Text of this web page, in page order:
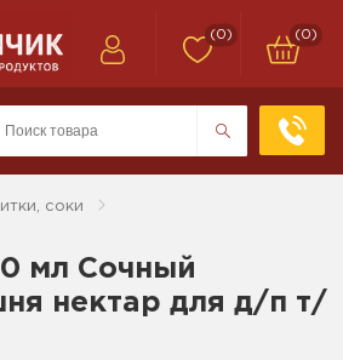
(0) (0)
соки
мл Сочный
нектар для д/п т/